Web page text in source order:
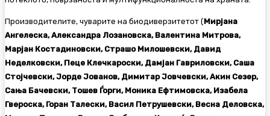
Производителите, чуварите на биодиверзитетот (Мирјана
Ангелеска, Александра Лозановска, Валентина Митрова,
Марјан Костадиновски, Страшо Милошевски, Давид
Неделковски, Пеце Клечкароски, Дамјан Гавриловски, Саша
Стојчевски, Јорде Јованов, Димитар Јовчевски, Акин Сезер,
Сања Бачевски, Тошев Ѓорги, Моника Ефтимовска, Изабела
Гвероска, Горан Талески, Васил Петрушевски, Весна Деловска,